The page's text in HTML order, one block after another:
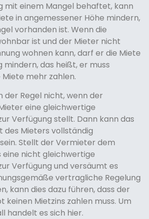
mit einem Mangel behaftet, kann
in angemessener Höhe mindern,
vorhanden ist. Wenn die
ist und der Mieter nicht
wohnen kann, darf er die Miete
mindern, das heißt, er muss
mehr zahlen.
der Regel nicht, wenn der
eine gleichwertige
Verfügung stellt. Dann kann das
des Mieters vollständig
Stellt der Vermieter dem
eine nicht gleichwertige
Verfügung und versäumt es
vertragliche Regelung
kann dies dazu führen, dass der
keinen Mietzins zahlen muss. Um
handelt es sich hier.